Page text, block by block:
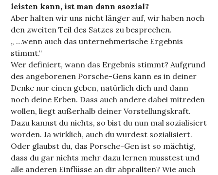
leisten kann, ist man dann asozial?
Aber halten wir uns nicht länger auf, wir haben noch
den zweiten Teil des Satzes zu besprechen.
„ …wenn auch das unternehmerische Ergebnis
stimmt.“
Wer definiert, wann das Ergebnis stimmt? Aufgrund
des angeborenen Porsche-Gens kann es in deiner
Denke nur einen geben, natürlich dich und dann
noch deine Erben. Dass auch andere dabei mitreden
wollen, liegt außerhalb deiner Vorstellungskraft.
Dazu kannst du nichts, so bist du nun mal sozialisiert
worden. Ja wirklich, auch du wurdest sozialisiert.
Oder glaubst du, das Porsche-Gen ist so mächtig,
dass du gar nichts mehr dazu lernen musstest und
alle anderen Einflüsse an dir abprallten? Wie auch